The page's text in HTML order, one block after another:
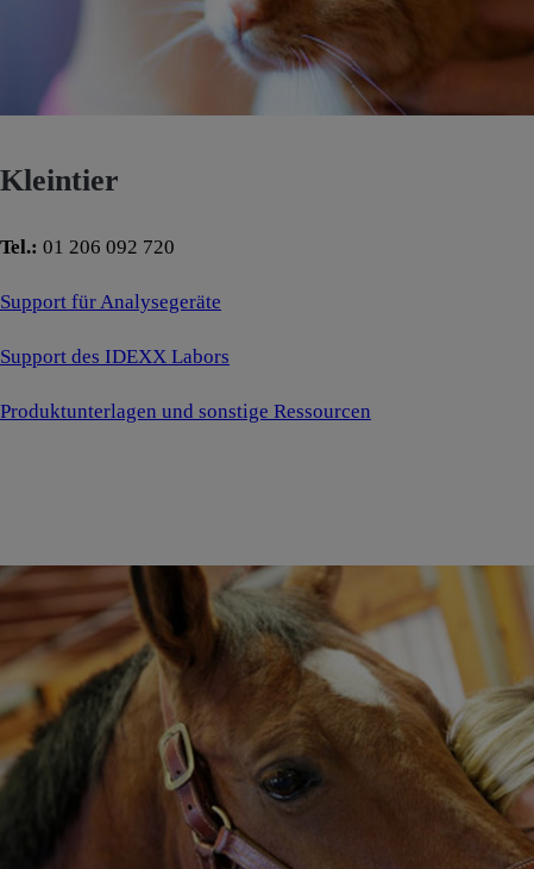
Kleintier
Tel.: 01 206 092 720
Support für Analysegeräte
Support des IDEXX Labors
Produktunterlagen und sonstige Ressourcen